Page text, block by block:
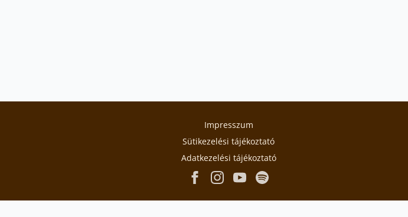
Impresszum
Sütikezelési tájékoztató
Adatkezelési tájékoztató